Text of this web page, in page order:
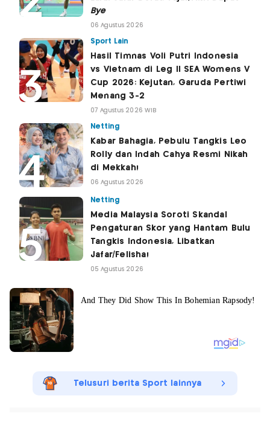
Bye
06 Agustus 2026
Sport Lain
Hasil Timnas Voli Putri Indonesia
vs Vietnam di Leg II SEA Womens V
Cup 2026: Kejutan, Garuda Pertiwi
Menang 3-2
07 Agustus 2026 WIB
Netting
Kabar Bahagia, Pebulu Tangkis Leo
Rolly dan Indah Cahya Resmi Nikah
di Mekkah!
06 Agustus 2026
Netting
Media Malaysia Soroti Skandal
Pengaturan Skor yang Hantam Bulu
Tangkis Indonesia, Libatkan
Jafar/Felisha!
05 Agustus 2026
Telusuri berita Sport lainnya